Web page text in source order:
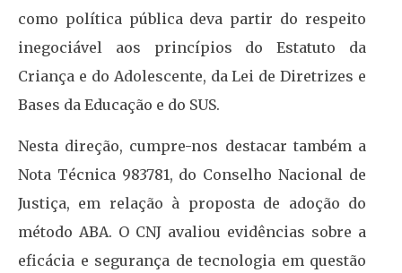
como política pública deva partir do respeito
inegociável aos princípios do Estatuto da
Criança e do Adolescente, da Lei de Diretrizes e
Bases da Educação e do SUS.
Nesta direção, cumpre-nos destacar também a
Nota Técnica 983781, do Conselho Nacional de
Justiça, em relação à proposta de adoção do
método ABA. O CNJ avaliou evidências sobre a
eficácia e segurança de tecnologia em questão